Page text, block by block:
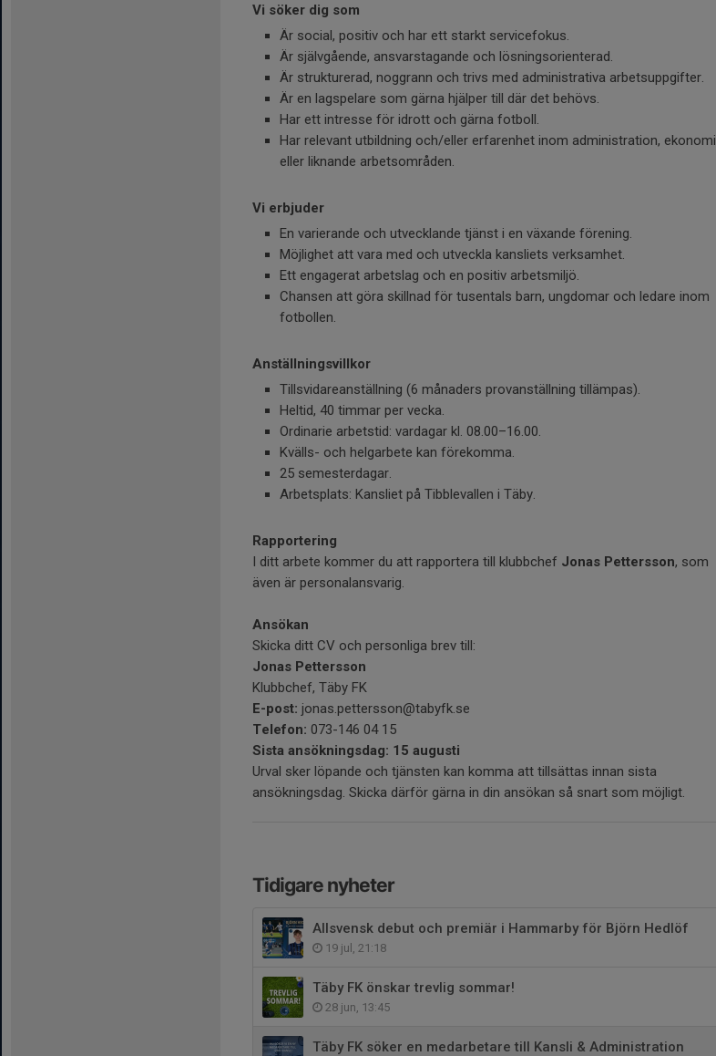
Vi söker dig som
Är social, positiv och har ett starkt servicefokus.
Är självgående, ansvarstagande och lösningsorienterad.
Är strukturerad, noggrann och trivs med administrativa arbetsuppgifter.
Är en lagspelare som gärna hjälper till där det behövs.
Har ett intresse för idrott och gärna fotboll.
Har relevant utbildning och/eller erfarenhet inom administration, ekonomi
eller liknande arbetsområden.
Vi erbjuder
En varierande och utvecklande tjänst i en växande förening.
Möjlighet att vara med och utveckla kansliets verksamhet.
Ett engagerat arbetslag och en positiv arbetsmiljö.
Chansen att göra skillnad för tusentals barn, ungdomar och ledare inom
fotbollen.
Anställningsvillkor
Tillsvidareanställning (6 månaders provanställning tillämpas).
Heltid, 40 timmar per vecka.
Ordinarie arbetstid: vardagar kl. 08.00–16.00.
Kvälls- och helgarbete kan förekomma.
25 semesterdagar.
Arbetsplats: Kansliet på Tibblevallen i Täby.
Rapportering
I ditt arbete kommer du att rapportera till klubbchef Jonas Pettersson, som
även är personalansvarig.
Ansökan
Skicka ditt CV och personliga brev till:
Jonas Pettersson
Klubbchef, Täby FK
E-post: jonas.pettersson@tabyfk.se
Telefon: 073-146 04 15
Sista ansökningsdag: 15 augusti
Urval sker löpande och tjänsten kan komma att tillsättas innan sista
ansökningsdag. Skicka därför gärna in din ansökan så snart som möjligt.
Tidigare nyheter
Allsvensk debut och premiär i Hammarby för Björn Hedlöf
19 jul, 21:18
Täby FK önskar trevlig sommar!
28 jun, 13:45
Täby FK söker en medarbetare till Kansli & Administration